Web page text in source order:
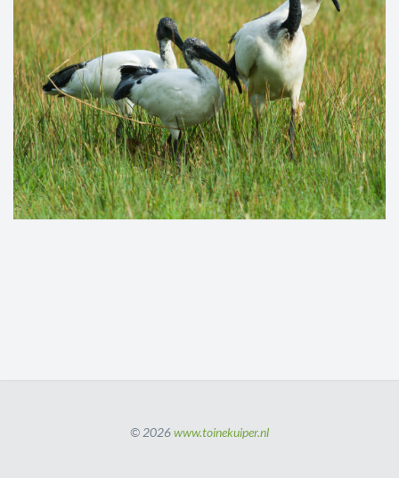
© 2026www.toinekuiper.nl